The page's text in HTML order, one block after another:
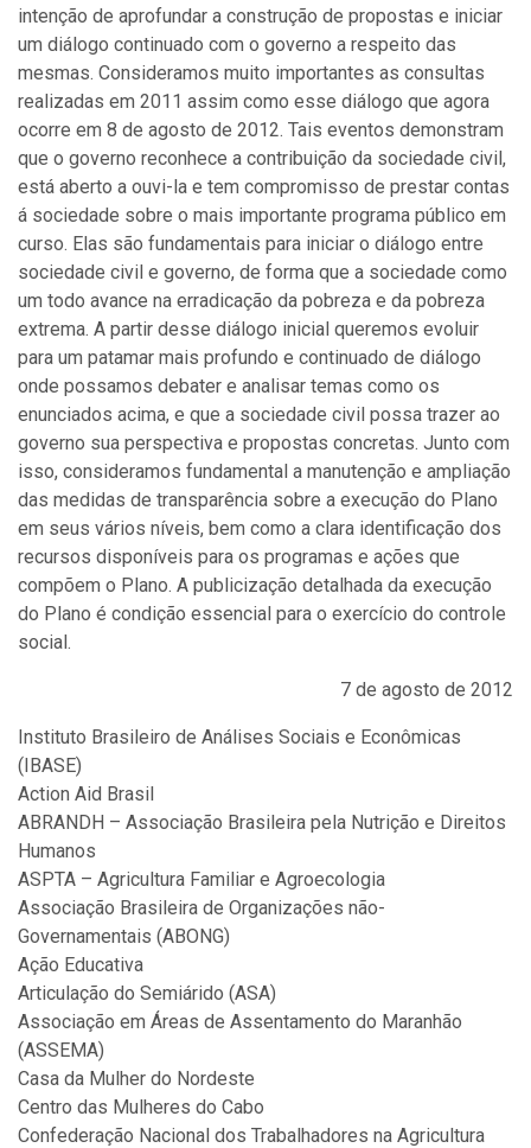
intenção de aprofundar a construção de propostas e iniciar
um diálogo continuado com o governo a respeito das
mesmas. Consideramos muito importantes as consultas
realizadas em 2011 assim como esse diálogo que agora
ocorre em 8 de agosto de 2012. Tais eventos demonstram
que o governo reconhece a contribuição da sociedade civil,
está aberto a ouvi-la e tem compromisso de prestar contas
á sociedade sobre o mais importante programa público em
curso. Elas são fundamentais para iniciar o diálogo entre
sociedade civil e governo, de forma que a sociedade como
um todo avance na erradicação da pobreza e da pobreza
extrema. A partir desse diálogo inicial queremos evoluir
para um patamar mais profundo e continuado de diálogo
onde possamos debater e analisar temas como os
enunciados acima, e que a sociedade civil possa trazer ao
governo sua perspectiva e propostas concretas. Junto com
isso, consideramos fundamental a manutenção e ampliação
das medidas de transparência sobre a execução do Plano
em seus vários níveis, bem como a clara identificação dos
recursos disponíveis para os programas e ações que
compõem o Plano. A publicização detalhada da execução
do Plano é condição essencial para o exercício do controle
social.
7 de agosto de 2012
Instituto Brasileiro de Análises Sociais e Econômicas
(IBASE)
Action Aid Brasil
ABRANDH – Associação Brasileira pela Nutrição e Direitos
Humanos
ASPTA – Agricultura Familiar e Agroecologia
Associação Brasileira de Organizações não-
Governamentais (ABONG)
Ação Educativa
Articulação do Semiárido (ASA)
Associação em Áreas de Assentamento do Maranhão
(ASSEMA)
Casa da Mulher do Nordeste
Centro das Mulheres do Cabo
Confederação Nacional dos Trabalhadores na Agricultura